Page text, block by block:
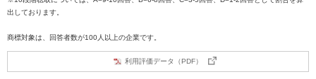
出しております。
商標対象は、回答者数が100人以上の企業です。
利用評価データ（PDF）